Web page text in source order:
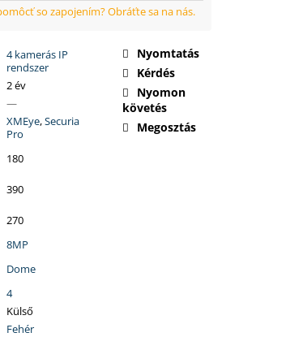
4 kamerás IP
rendszer
2 év
—
XMEye,Securia
Pro
180
390
270
8MP
Dome
4
Külső
Fehér
Nyomtatás
Kérdés
Nyomon
követés
Megosztás